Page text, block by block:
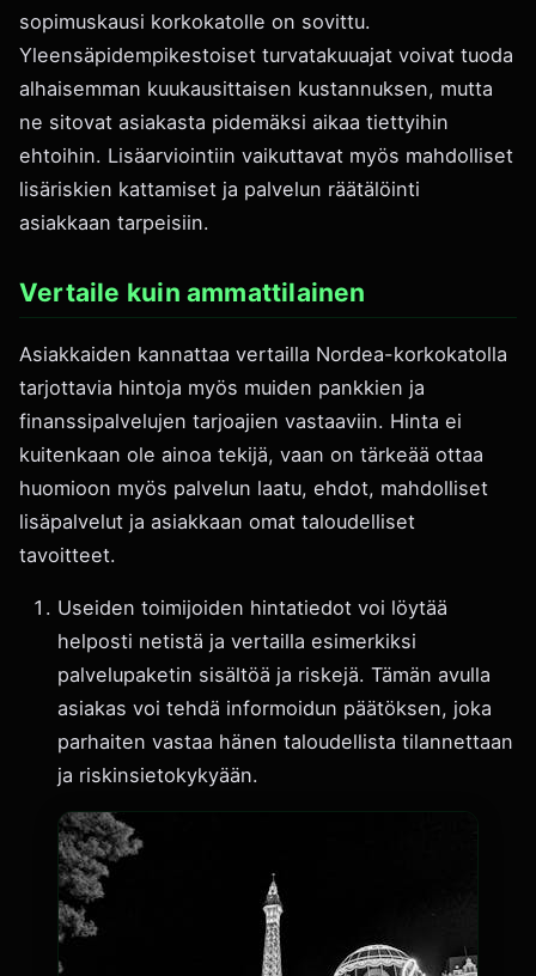
sopimuskausi korkokatolle on sovittu.
Yleensäpidempikestoiset turvatakuuajat voivat tuoda
alhaisemman kuukausittaisen kustannuksen, mutta
ne sitovat asiakasta pidemäksi aikaa tiettyihin
ehtoihin. Lisäarviointiin vaikuttavat myös mahdolliset
lisäriskien kattamiset ja palvelun räätälöinti
asiakkaan tarpeisiin.
Vertaile kuin ammattilainen
Asiakkaiden kannattaa vertailla Nordea-korkokatolla
tarjottavia hintoja myös muiden pankkien ja
finanssipalvelujen tarjoajien vastaaviin. Hinta ei
kuitenkaan ole ainoa tekijä, vaan on tärkeää ottaa
huomioon myös palvelun laatu, ehdot, mahdolliset
lisäpalvelut ja asiakkaan omat taloudelliset
tavoitteet.
Useiden toimijoiden hintatiedot voi löytää
helposti netistä ja vertailla esimerkiksi
palvelupaketin sisältöä ja riskejä. Tämän avulla
asiakas voi tehdä informoidun päätöksen, joka
parhaiten vastaa hänen taloudellista tilannettaan
ja riskinsietokykyään.